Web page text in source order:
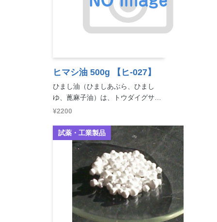
ヒマシ油 500g 【ヒ-027】
ひまし油（ひましあぶら、ひまし
ゆ、蓖麻子油）は、トウダイグサ…
¥2200
試薬・工業製品